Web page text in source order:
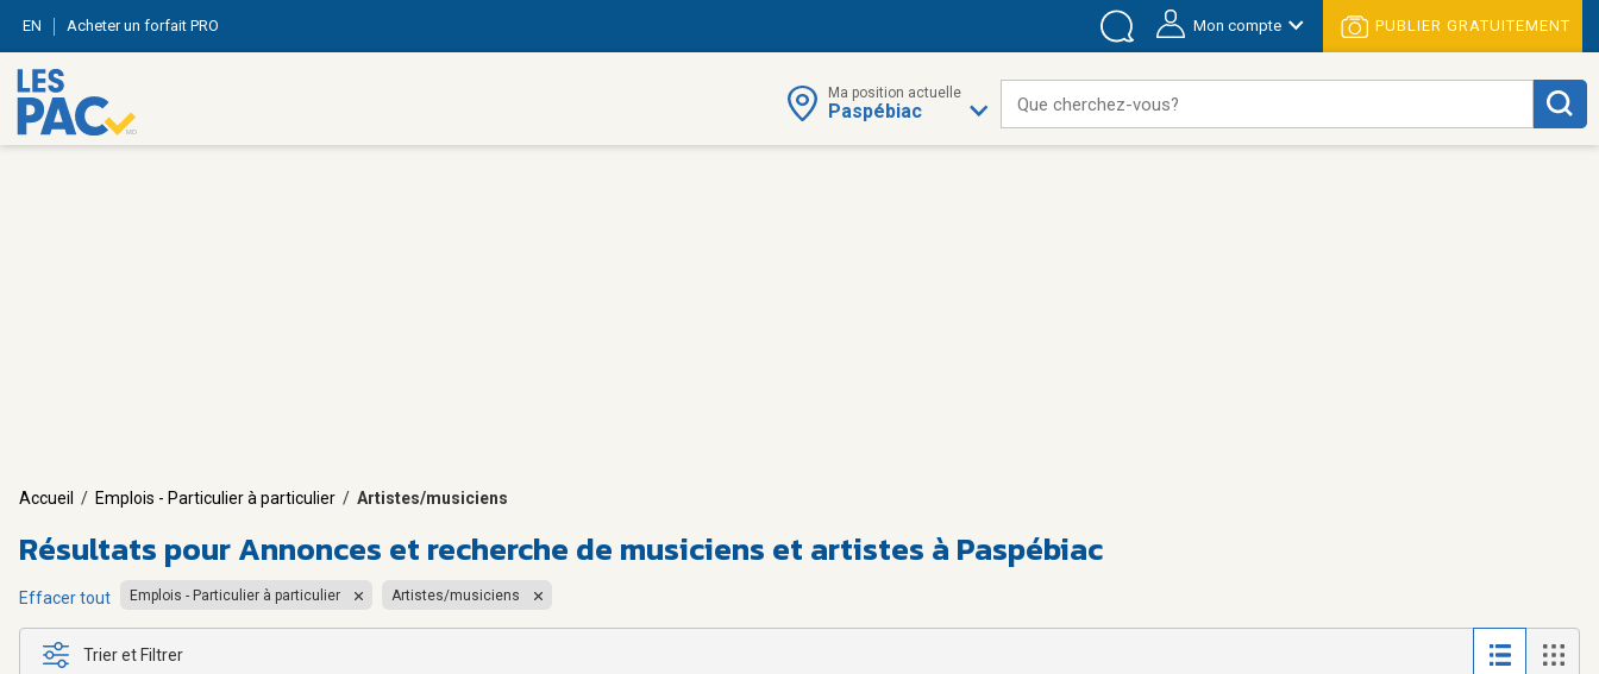
EN Acheter un forfait PRO Mon compte PUBLIER GRATUITEMENT
Ma position actuelle
Paspébiac Que cherchez-vous?
Accueil / Emplois - Particulier à particulier / Artistes/musiciens
Résultats pourAnnonces et recherche de musiciens et artistes à Paspébiac
Effacer tout Emplois - Particulier à particulier Artistes/musiciens
Trier et Filtrer